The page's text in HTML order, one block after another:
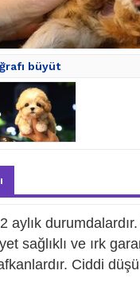
büyüt
aylık
sağlıklı ve ırk
Ciddi